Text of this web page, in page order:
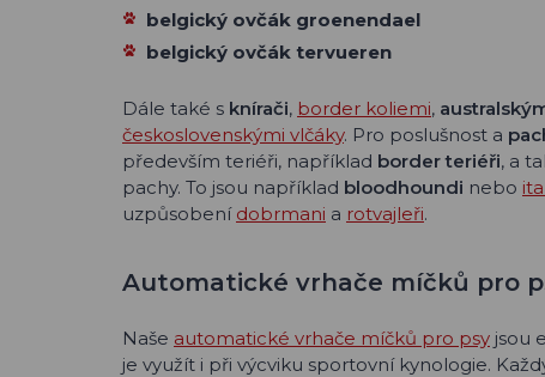
belgický ovčák groenendael
belgický ovčák tervueren
Dále také s knírači, border koliemi,
československými vlčáky. Pro poslušnost a
především teriéři, například border teriéři, a
pachy. To jsou například bloodhoundi nebo
uzpůsobení dobrmani a rotvajleři.
Automatické vrhače míčků pro
Naše automatické vrhače míčků pro psy jsou
je využít i při výcviku sportovní kynologie.